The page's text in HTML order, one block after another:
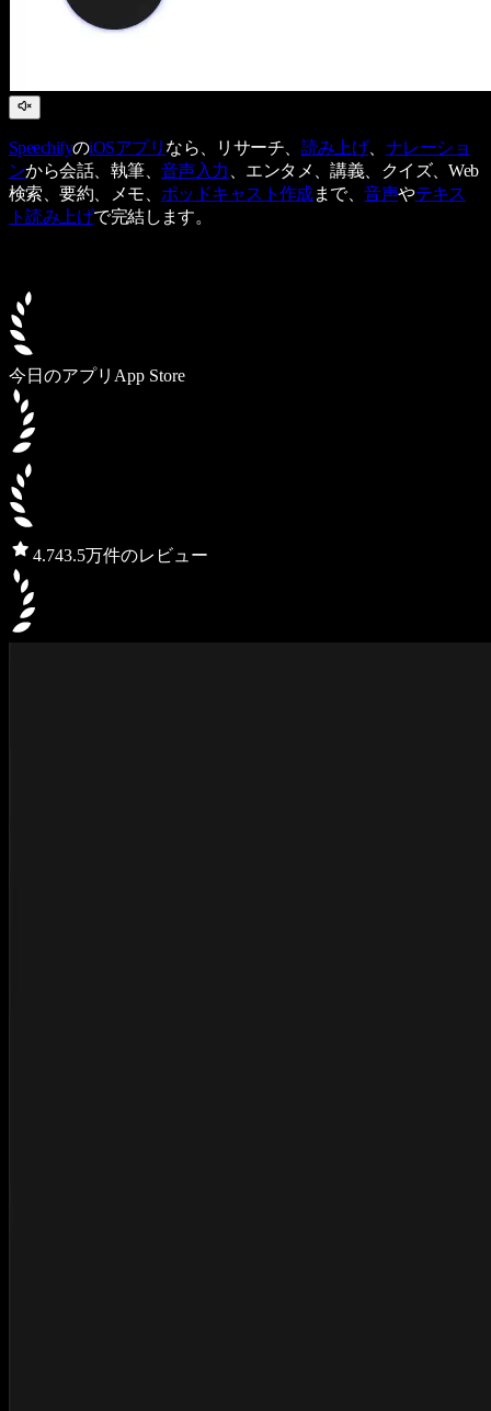
SpeechifyのiOSアプリ なら、リサーチ、 読み上げ、 ナレーショ
ンから会話、執筆、 音声入力
、エンタメ、講義、クイズ、Web
検索、要約、メモ、 ポッドキャスト作成まで、音声やテキス
ト読み上げで完結します。
今日のアプリ App Store
4.743.5万件のレビュー